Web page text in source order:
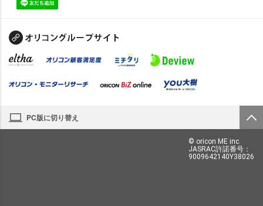
PC版に切り替え
© oricon ME inc.
JASRAC許諾番号：
9009642140Y38026